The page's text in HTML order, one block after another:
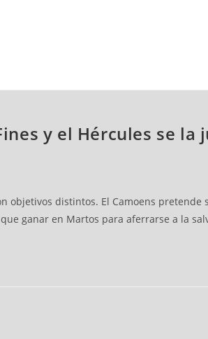
y el Hércules se la
objetivos distintos. El Camoens
ganar en Martos para aferrarse a la